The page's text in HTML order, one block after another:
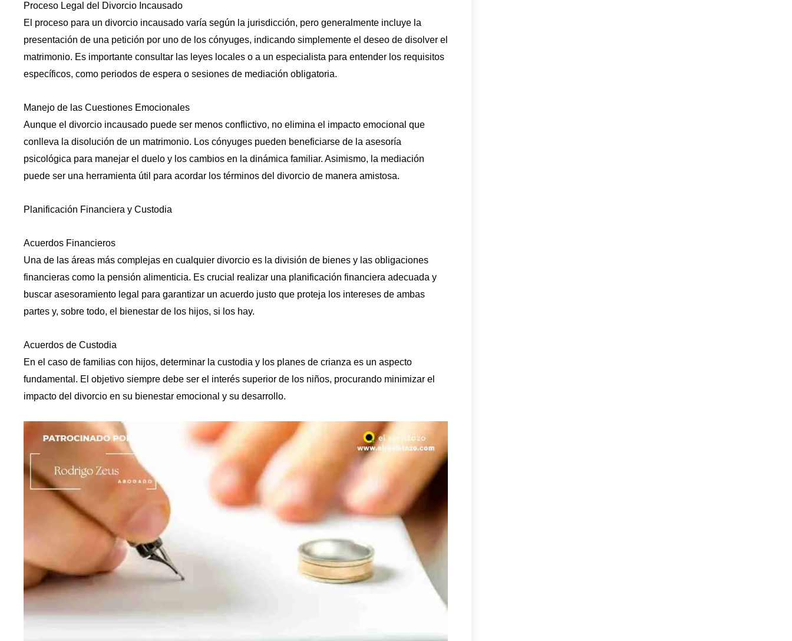
Proceso Legal del Divorcio Incausado
El proceso para un divorcio incausado varía según la jurisdicción, pero generalmente incluye la
presentación de una petición por uno de los cónyuges, indicando simplemente el deseo de disolver el
matrimonio. Es importante consultar las leyes locales o a un especialista para entender los requisitos
específicos, como periodos de espera o sesiones de mediación obligatoria.
Manejo de las Cuestiones Emocionales
Aunque el divorcio incausado puede ser menos conflictivo, no elimina el impacto emocional que
conlleva la disolución de un matrimonio. Los cónyuges pueden beneficiarse de la asesoría
psicológica para manejar el duelo y los cambios en la dinámica familiar. Asimismo, la mediación
puede ser una herramienta útil para acordar los términos del divorcio de manera amistosa.
Planificación Financiera y Custodia
Acuerdos Financieros
Una de las áreas más complejas en cualquier divorcio es la división de bienes y las obligaciones
financieras como la pensión alimenticia. Es crucial realizar una planificación financiera adecuada y
buscar asesoramiento legal para garantizar un acuerdo justo que proteja los intereses de ambas
partes y, sobre todo, el bienestar de los hijos, si los hay.
Acuerdos de Custodia
En el caso de familias con hijos, determinar la custodia y los planes de crianza es un aspecto
fundamental. El objetivo siempre debe ser el interés superior de los niños, procurando minimizar el
impacto del divorcio en su bienestar emocional y su desarrollo.